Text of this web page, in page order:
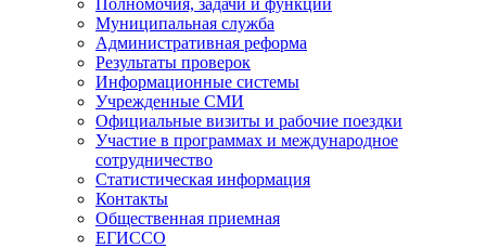
Муниципальная служба
Административная реформа
Результаты проверок
Информационные системы
Учрежденные СМИ
Официальные визиты и рабочие поездки
Участие в программах и международное
сотрудничество
Статистическая информация
Контакты
Общественная приемная
ЕГИССО